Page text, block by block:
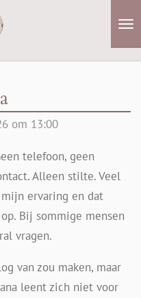
om 13:00
telefoon, geen
Alleen stilte. Veel
ervaring en dat
Bij sommige mensen
vragen.
van zou maken, maar
leent zich niet voor